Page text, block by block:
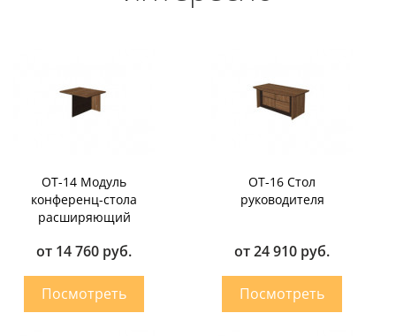
OT-14 Модуль
конференц-стола
расширяющий
от 14 760 руб.
OT-16 Стол
руководителя
от 24 910 руб.